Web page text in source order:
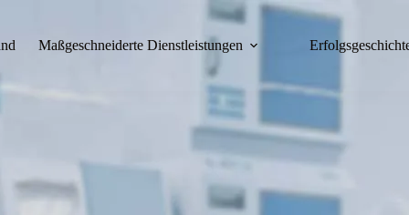
Maßgeschneiderte Dienstleistungen